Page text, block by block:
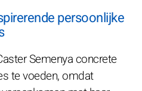
persoonlijke
Semenya concrete
te voeden, omdat